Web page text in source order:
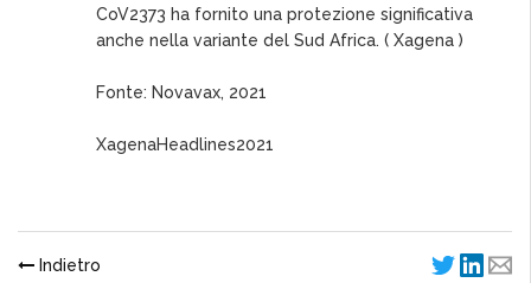
CoV2373 ha fornito una protezione significativa
anche nella variante del Sud Africa. ( Xagena )
Fonte: Novavax, 2021
XagenaHeadlines2021
Indietro